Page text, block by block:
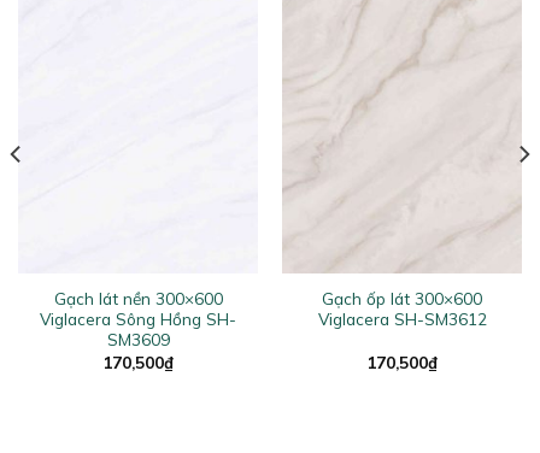
Gạch lát nền 300×600
Viglacera Sông Hồng SH-
SM3609
170,500₫
Gạch ốp lát 300×600
Viglacera SH-SM3612
170,500₫